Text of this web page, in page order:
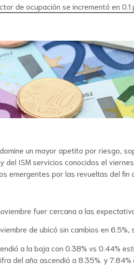
de ocupación se incrementó en
un mayor apetito por riesgo,
ISM servicios conocidos el
emergentes por las revueltas del fin
fuer cercana a las
de ubicó sin cambios en 6.5%,
a la baja con 0.38% vs 0.44%
del año ascendió a 8.35%. y